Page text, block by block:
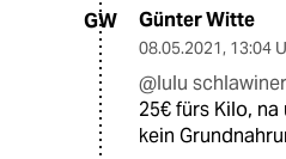
GW Günter Witte
08.05.2021, 13:04
@lulu
25€ fürs Kilo,
kein